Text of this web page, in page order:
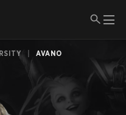
AVANO